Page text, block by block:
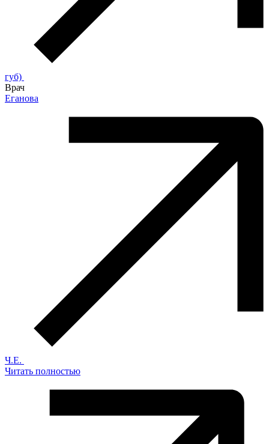
губ)
Врач
Еганова
Ч.Е.
Читать полностью